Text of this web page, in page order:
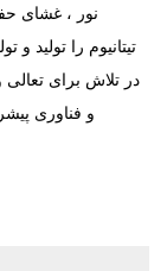
نور ، غشای
تیتانیوم را تولید
در تلاش برای تعالی
و فناوری